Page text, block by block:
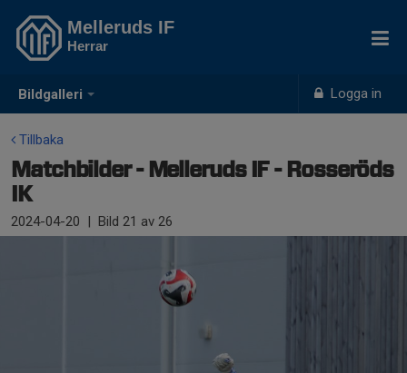
Bildgalleri Logga in
Melleruds IF
Herrar
Tillbaka
Matchbilder - Melleruds IF - Rosseröds
IK
2024-04-20 | Bild 21 av 26